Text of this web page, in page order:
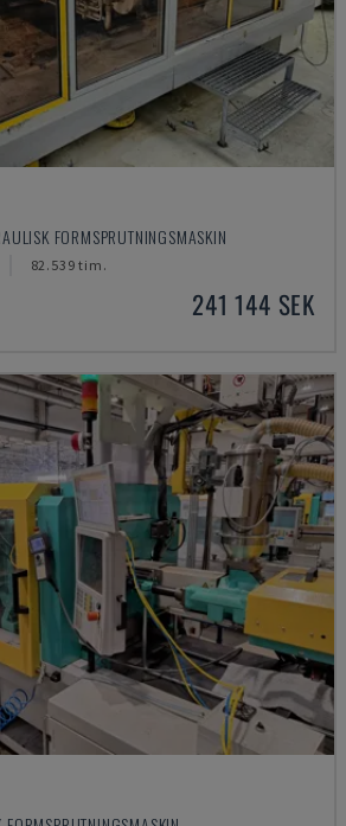
FORMSPRUTNINGSMASKIN
82.539 tim.
241 144 SEK